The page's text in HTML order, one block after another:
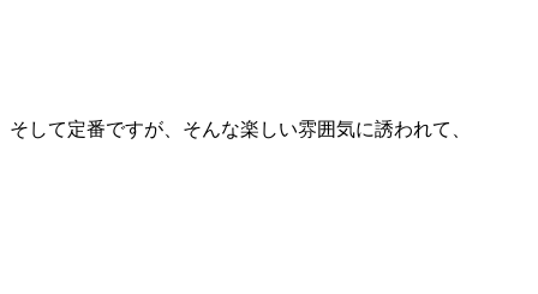
そして定番ですが、そんな楽しい雰囲気に誘われて、